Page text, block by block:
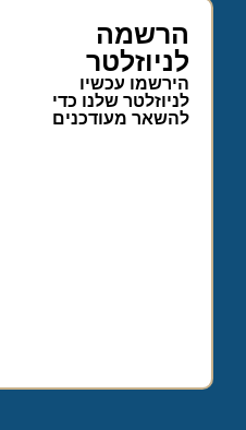
הרשמה
לניוזלטר
הירשמו עכשיו
לניוזלטר שלנו כדי
להשאר מעודכנים